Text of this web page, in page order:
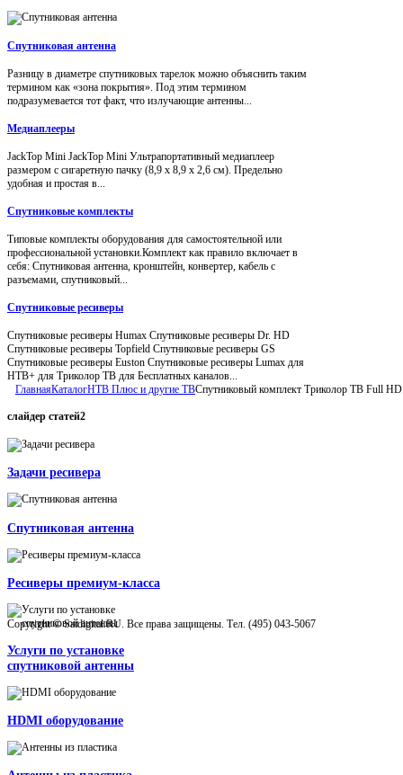
Спутниковая антенна
Разницу в диаметре спутниковых тарелок можно объяснить таким
термином как «зона покрытия». Под этим термином
подразумевается тот факт, что излучающие антенны...
Медиаплееры
JackTop Mini JackTop Mini Ультрапортативный медиаплеер
размером с сигаретную пачку (8,9 x 8,9 x 2,6 см). Предельно
удобная и простая в...
Спутниковые комплекты
Типовые комплекты оборудования для самостоятельной или
профессиональной установки.Комплект как правило включает в
себя: Спутниковая антенна, кронштейн, конвертер, кабель с
разъемами, спутниковый...
Спутниковые ресиверы
Спутниковые ресиверы Humax Спутниковые ресиверы Dr. HD
Спутниковые ресиверы Topfield Спутниковые ресиверы GS
Спутниковые ресиверы Euston Спутниковые ресиверы Lumax для
НТВ+ для Триколор ТВ для Бесплатных каналов...
ГлавнаяКаталогНТВ Плюс и другие ТВСпутниковый комплект Триколор ТВ Full
слайдер статей2
Задачи ресивера
Спутниковая антенна
Ресиверы премиум-класса
Услуги по установке
спутниковой антенны
HDMI оборудование
Copyright © Satdigital.RU. Все права защищены. Тел. (495) 043-5067